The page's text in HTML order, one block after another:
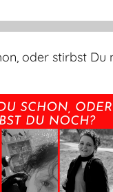
oder stirbst Du